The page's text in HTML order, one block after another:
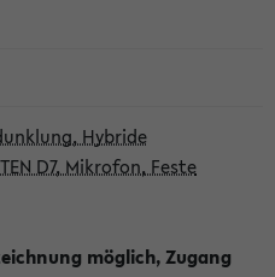
Hybride
D7, Mikrofon, Feste
möglich, Zugang